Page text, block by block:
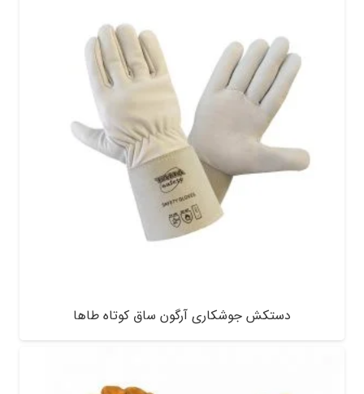
دستکش جوشکاری آرگون ساق کوتاه طاها